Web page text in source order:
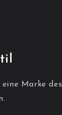
Marke des